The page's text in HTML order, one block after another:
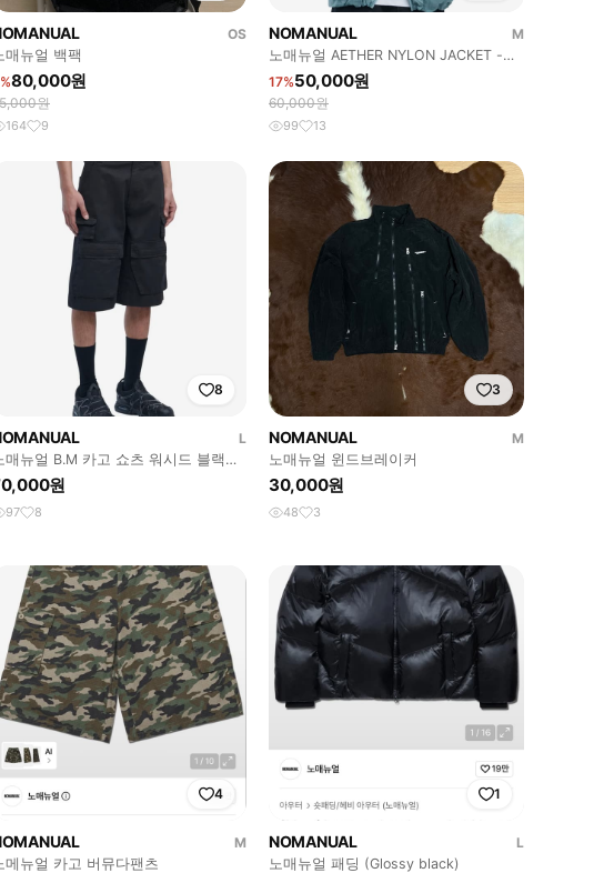
OS
매뉴얼 백팩
80,000원
원
164 9
NOMANUAL
M
노매뉴얼 AETHER NYLON JACKET -
MARINA m
17%50,000원
60,000원
99 13
8
L
매뉴얼 B.M 카고 쇼츠 워시드 블랙
현재 품절
원
97 8
3
NOMANUAL
M
노매뉴얼 윈드브레이커
30,000원
48 3
4
M
메뉴얼 카고 버뮤다팬츠
1
NOMANUAL
L
노매뉴얼 패딩 (Glossy black)